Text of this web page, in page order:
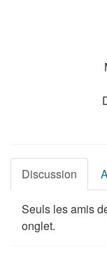
Discussion
Seuls les amis
onglet.